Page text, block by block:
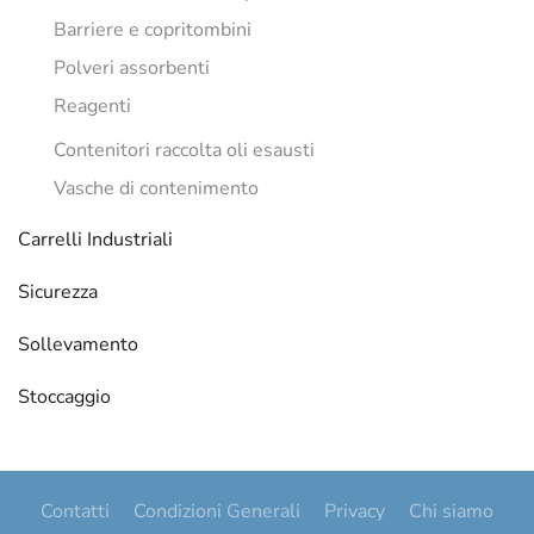
Barriere e copritombini
Polveri assorbenti
Reagenti
Contenitori raccolta oli esausti
Vasche di contenimento
Carrelli Industriali
Sicurezza
Sollevamento
Stoccaggio
Contatti Condizioni Generali Privacy Chi siamo